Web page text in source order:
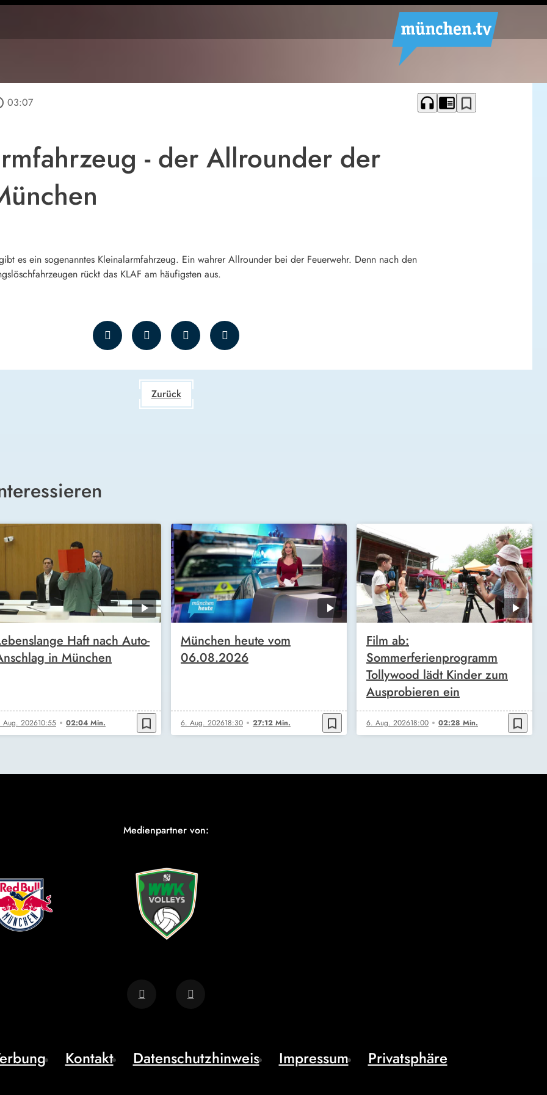
03:07 headphones chrome_reader_mode bookmark_border
- der Allrounder der
es ein sogenanntes Kleinalarmfahrzeug. Ein wahrer Allrounder bei der Feuerwehr. Denn nach den
rückt das KLAF am häufigsten aus.
Zurück
Haft nach Auto-
in München
Aug. 202610:55 02:04 Min. bookmark_border
München heute vom
06.08.2026
6. Aug. 202618:30 27:12 Min. bookmark_border
Film ab:
Sommerferienprogramm
Tollywood lädt Kinder zum
Ausprobieren ein
6. Aug. 202618:00 02:28 Min. bookmark_border
Medienpartner von:
Kontakt Datenschutzhinweis Impressum Privatsphäre